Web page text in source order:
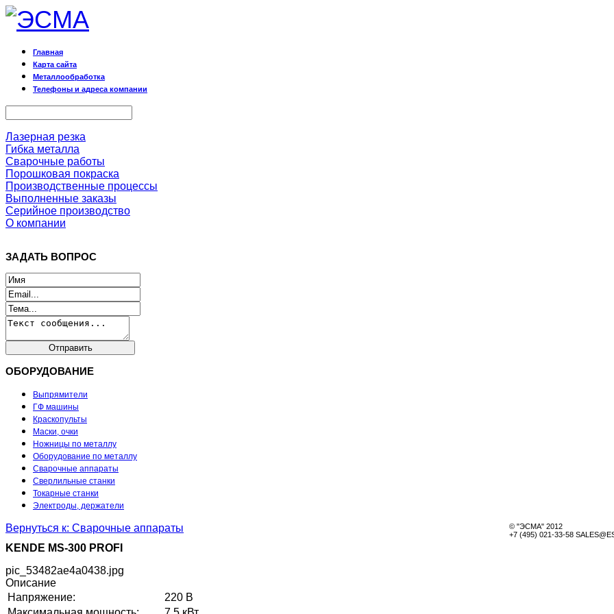
Главная
Карта сайта
Металлообработка
Телефоны и адреса компании
Лазерная резка
Гибка металла
Сварочные работы
Порошковая покраска
Производственные процессы
Выполненные заказы
Серийное производство
О компании
ЗАДАТЬ ВОПРОС
ОБОРУДОВАНИЕ
Выпрямители
ГФ машины
Краскопульты
Маски, очки
Ножницы по металлу
Оборудование по металлу
Сварочные аппараты
Сверлильные станки
Токарные станки
Электроды, держатели
Вернуться к: Сварочные аппараты
KENDE MS-300 PROFI
pic_53482ae4a0438.jpg
Описание
Напряжение:
220 В
© "ЭСМА" 2012
+7 (495) 021-33-58